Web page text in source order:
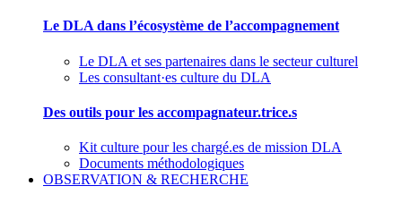
Le DLA dans l’écosystème de l’accompagnement
Le DLA et ses partenaires dans le secteur culturel
Les consultant·es culture du DLA
Des outils pour les accompagnateur.trice.s
Kit culture pour les chargé.es de mission DLA
Documents méthodologiques
OBSERVATION & RECHERCHE